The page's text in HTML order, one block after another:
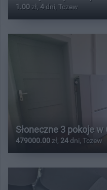
1.00 zł, 4dni, Tczew
Słoneczne 3 pokoje
479000.00 zł, 24 dni, Tczew